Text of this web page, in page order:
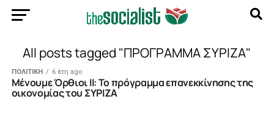
All posts tagged "ΠΡΟΓΡΑΜΜΑ ΣΥΡΙΖΑ"
ΠΟΛΙΤΙΚΗ 6 έτη ago
Mένουμε Όρθιοι ΙΙ: Το πρόγραμμα επανεκκίνησης της
οικονομίας του ΣΥΡΙΖΑ